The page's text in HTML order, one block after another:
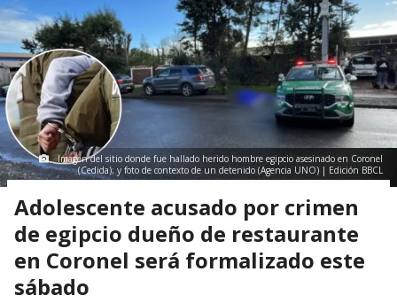
Imagen del sitio donde fue hallado herido hombre egipcio asesinado en Coronel
(Cedida); y foto de contexto de un detenido (Agencia UNO) | Edición BBCL
Adolescente acusado por crimen
de egipcio dueño de restaurante
en Coronel será formalizado este
sábado